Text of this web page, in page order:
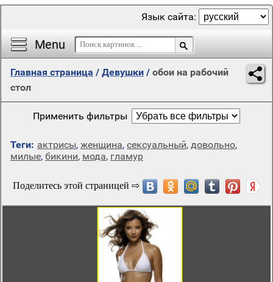
Menu
Язык сайта:
Главная страница / Девушки / обои на рабочий
стол
Применить фильтры
Теги: актрисы, женщина, сексуальный, довольно,
милые, бикини, мода, гламур